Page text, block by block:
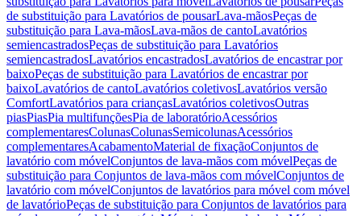
de substituição para Lavatórios de pousarLava-mãosPeças de
substituição para Lava-mãosLava-mãos de cantoLavatórios
semiencastradosPeças de substituição para Lavatórios
semiencastradosLavatórios encastradosLavatórios de encastrar por
baixoPeças de substituição para Lavatórios de encastrar por
baixoLavatórios de cantoLavatórios coletivosLavatórios versão
ComfortLavatórios para criançasLavatórios coletivosOutras
piasPiasPia multifunçõesPia de laboratórioAcessórios
complementaresColunasColunasSemicolunasAcessórios
complementaresAcabamentoMaterial de fixaçãoConjuntos de
lavatório com móvelConjuntos de lava-mãos com móvelPeças de
substituição para Conjuntos de lava-mãos com móvelConjuntos de
lavatório com móvelConjuntos de lavatórios para móvel com móvel
de lavatórioPeças de substituição para Conjuntos de lavatórios para